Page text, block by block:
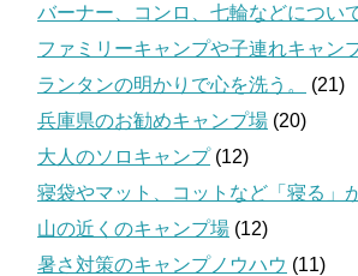
バーナー、コンロ、七輪などについ
ファミリーキャンプや子連れキャン
ランタンの明かりで心を洗う。
(21)
兵庫県のお勧めキャンプ場 (20)
大人のソロキャンプ(12)
寝袋やマット、コットなど「寝る」
山の近くのキャンプ場 (12)
暑さ対策のキャンプノウハウ (11)